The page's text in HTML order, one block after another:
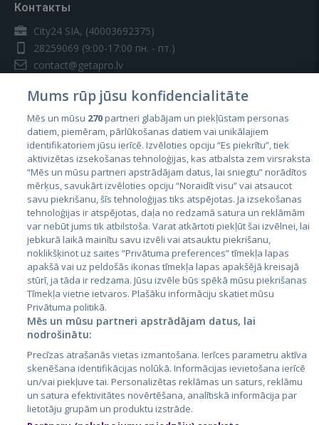
Контакты
City24 SIA, (40003692375)
28259069 (9:00-17:00 пн. - пт.)
contact@getapro.lv
Страны
Эстония
Латвия
Литва
City24.lv
City24.ee
GetaPro.lv
GetaPro.ee
Skelbiu.lt
CVbankas.lt
Kainos.lt
Paslaugos.lt
auto24.ee
Mums rūp jūsu konfidencialitāte
Mēs un mūsu 270partneri glabājam un piekļūstam personas
datiem, piemēram, pārlūkošanas datiem vai unikālajiem
identifikatoriem jūsu ierīcē. Izvēloties opciju “Es piekrītu”, tiek
aktivizētas izsekošanas tehnoloģijas, kas atbalsta zem virsraksta
“Mēs un mūsu partneri apstrādājam datus, lai sniegtu” norādītos
mērķus, savukārt izvēloties opciju “Noraidīt visu” vai atsaucot
savu piekrišanu, šīs tehnoloģijas tiks atspējotas. Ja izsekošanas
tehnoloģijas ir atspējotas, daļa no redzamā satura un reklāmām
var nebūt jums tik atbilstoša. Varat atkārtoti piekļūt šai izvēlnei, lai
jebkurā laikā mainītu savu izvēli vai atsauktu piekrišanu,
noklikšķinot uz saites “Privātuma preferences” tīmekļa lapas
apakšā vai uz peldošās ikonas tīmekļa lapas apakšējā kreisajā
stūrī, ja tāda ir redzama. Jūsu izvēle būs spēkā mūsu piekrišanas
Tīmekļa vietne ietvaros. Plašāku informāciju skatiet mūsu
Privātuma politikā.
Mēs un mūsu partneri apstrādājam datus, lai
nodrošinātu:
Precīzas atrašanās vietas izmantošana. Ierīces parametru aktīva
skenēšana identifikācijas nolūkā. Informācijas ievietošana ierīcē
un/vai piekļuve tai. Personalizētas reklāmas un saturs, reklāmu
un satura efektivitātes novērtēšana, analītiskā informācija par
lietotāju grupām un produktu izstrāde.